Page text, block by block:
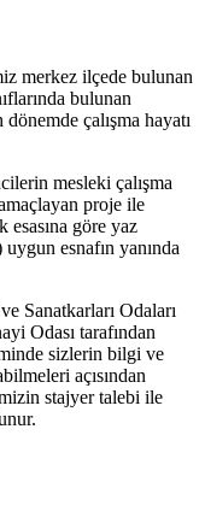
merkez ilçede bulunan
bulunan
çalışma hayatı
mesleki çalışma
proje ile
göre yaz
esnafın yanında
Sanatkarları Odaları
Odası tarafından
sizlerin bilgi ve
açısından
stajyer talebi ile